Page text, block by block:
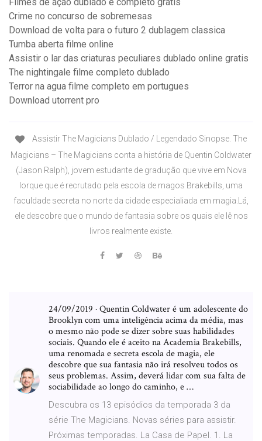
Filmes de ação dublado e completo gratis
Crime no concurso de sobremesas
Download de volta para o futuro 2 dublagem classica
Tumba aberta filme online
Assistir o lar das criaturas peculiares dublado online gratis
The nightingale filme completo dublado
Terror na agua filme completo em portugues
Download utorrent pro
Assistir The Magicians Dublado / Legendado Sinopse. The
Magicians – The Magicians conta a história de Quentin Coldwater
(Jason Ralph), jovem estudante de gradução que vive em Nova
Iorque que é recrutado pela escola de magos Brakebills, uma
faculdade secreta no norte da cidade especialiada em magia.Lá,
ele descobre que o mundo de fantasia sobre os quais ele lê nos
livros realmente existe.
24/09/2019 · Quentin Coldwater é um adolescente do
Brooklyn com uma inteligência acima da média, mas
o mesmo não pode se dizer sobre suas habilidades
sociais. Quando ele é aceito na Academia Brakebills,
uma renomada e secreta escola de magia, ele
descobre que sua fantasia não irá resolveu todos os
seus problemas. Assim, deverá lidar com sua falta de
sociabilidade ao longo do caminho, e …
Descubra os 13 episódios da temporada 3 da
série The Magicians. Novas séries para assistir.
Próximas temporadas. La Casa de Papel. 1. La